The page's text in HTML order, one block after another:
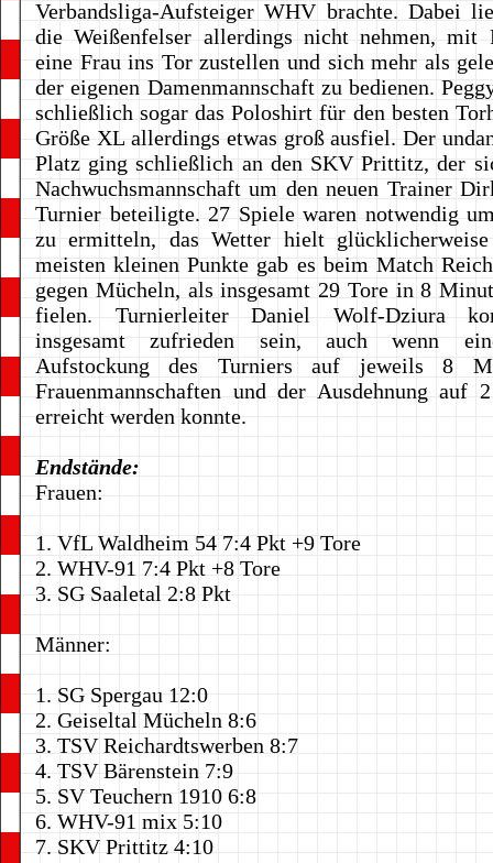
Verbandsliga-Aufsteiger WHV brachte. Dabei
die Weißenfelser allerdings nicht nehmen, mit
eine Frau ins Tor zustellen und sich mehr als
der eigenen Damenmannschaft zu bedienen.
schließlich sogar das Poloshirt für den besten
Größe XL allerdings etwas groß ausfiel. Der
Platz ging schließlich an den SKV Prittitz, der
Nachwuchsmannschaft um den neuen Trainer
Turnier beteiligte. 27 Spiele waren notwendig
zu ermitteln, das Wetter hielt
meisten kleinen Punkte gab es beim Match
gegen Mücheln, als insgesamt 29 Tore in 8
fielen. Turnierleiter Daniel Wolf-Dziura
insgesamt zufrieden sein, auch wenn
Aufstockung des Turniers auf jeweils 8
Frauenmannschaften und der Ausdehnung auf
erreicht werden konnte.
Endstände:
Frauen:
1. VfL Waldheim 54 7:4 Pkt +9 Tore
2. WHV-91 7:4 Pkt +8 Tore
3. SG Saaletal 2:8 Pkt
Männer:
1. SG Spergau 12:0
2. Geiseltal Mücheln 8:6
3. TSV Reichardtswerben 8:7
4. TSV Bärenstein 7:9
5. SV Teuchern 1910 6:8
6. WHV-91 mix 5:10
7. SKV Prittitz 4:10